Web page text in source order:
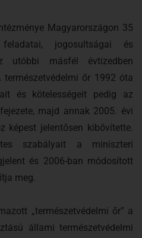
Magyarországon 35
jogosultságai és
utóbbi másfél évtizedben
őr 1992 óta
és kötelességeit pedig az
majd annak 2005. évi
képest jelentősen kibővítette.
szabályait a miniszteri
és 2006-ban módosított
meg.
„természetvédelmi őr” a
állami természetvédelmi